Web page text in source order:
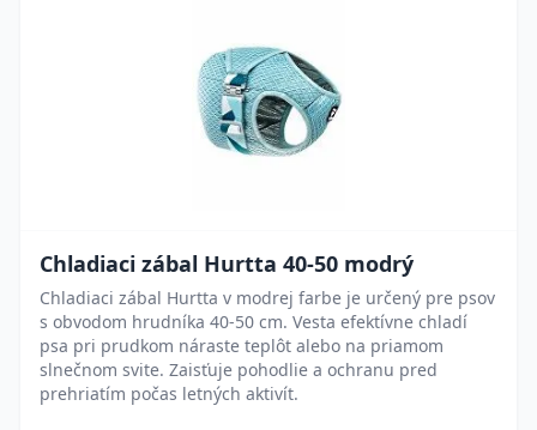
Chladiaci zábal Hurtta 40-50 modrý
Chladiaci zábal Hurtta v modrej farbe je určený pre psov
s obvodom hrudníka 40-50 cm. Vesta efektívne chladí
psa pri prudkom náraste teplôt alebo na priamom
slnečnom svite. Zaisťuje pohodlie a ochranu pred
prehriatím počas letných aktivít.